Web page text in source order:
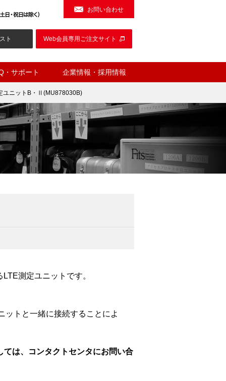
お問い合わせ
ト Web会員専用ご注文サイト
・サポート 企業情報・採用情報
ユニットB・Ⅱ(MU878030B)
測定ユニットです。
ットと一緒に接続することによ
は、コンタクトセンタにお問い合